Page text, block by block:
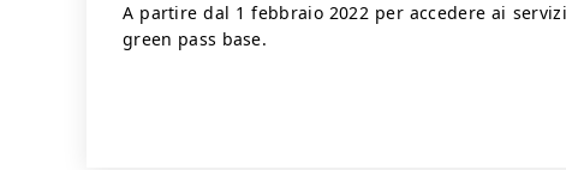
A partire dal 1 febbraio 2022 per accedere ai
green pass base.